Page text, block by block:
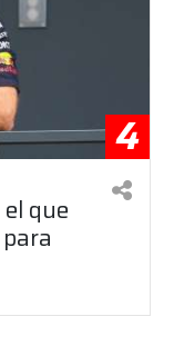
4
el que